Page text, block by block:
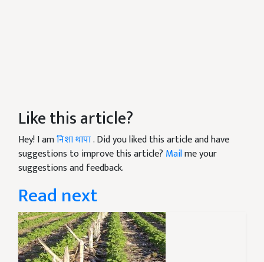
Like this article?
Hey! I amनिशा थापा. Did you liked this article and have
suggestions to improve this article? Mailme your
suggestions and feedback.
Read next